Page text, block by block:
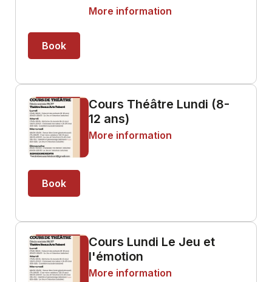
More information
Book
Cours Théâtre Lundi (8-
12 ans)
More information
Book
Cours Lundi Le Jeu et
l'émotion
More information